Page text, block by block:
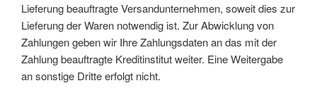
Lieferung beauftragte Versandunternehmen, soweit dies zur
Lieferung der Waren notwendig ist. Zur Abwicklung von
Zahlungen geben wir Ihre Zahlungsdaten an das mit der
Zahlung beauftragte Kreditinstitut weiter. Eine Weitergabe
an sonstige Dritte erfolgt nicht.